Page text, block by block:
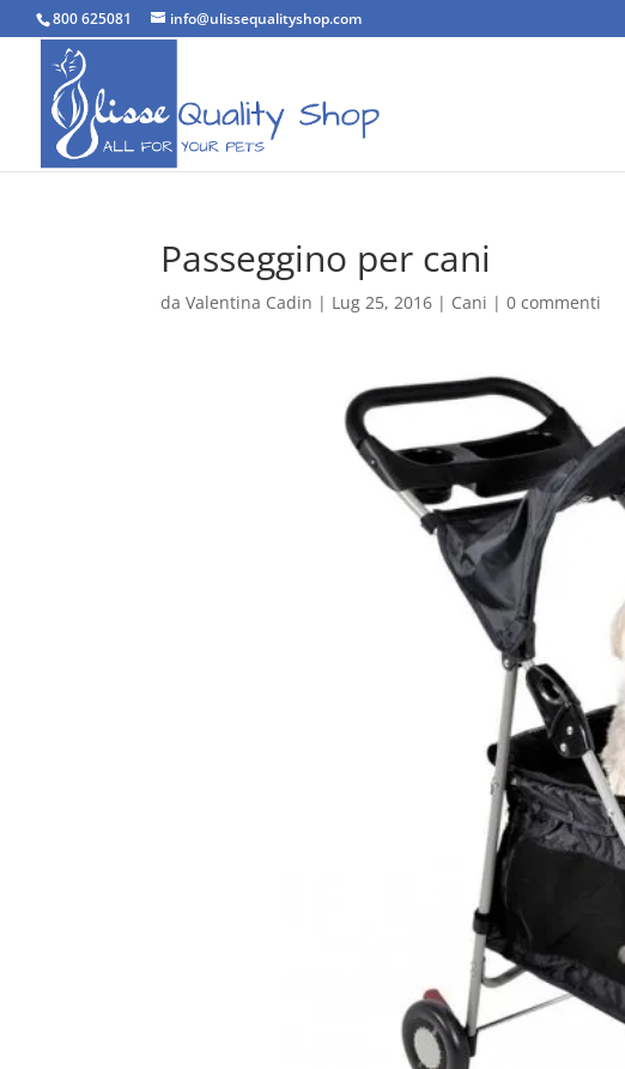
800 625081 info@ulissequalityshop.com
Passeggino per cani
daValentina Cadin | Lug 25, 2016 | Cani |0 commenti